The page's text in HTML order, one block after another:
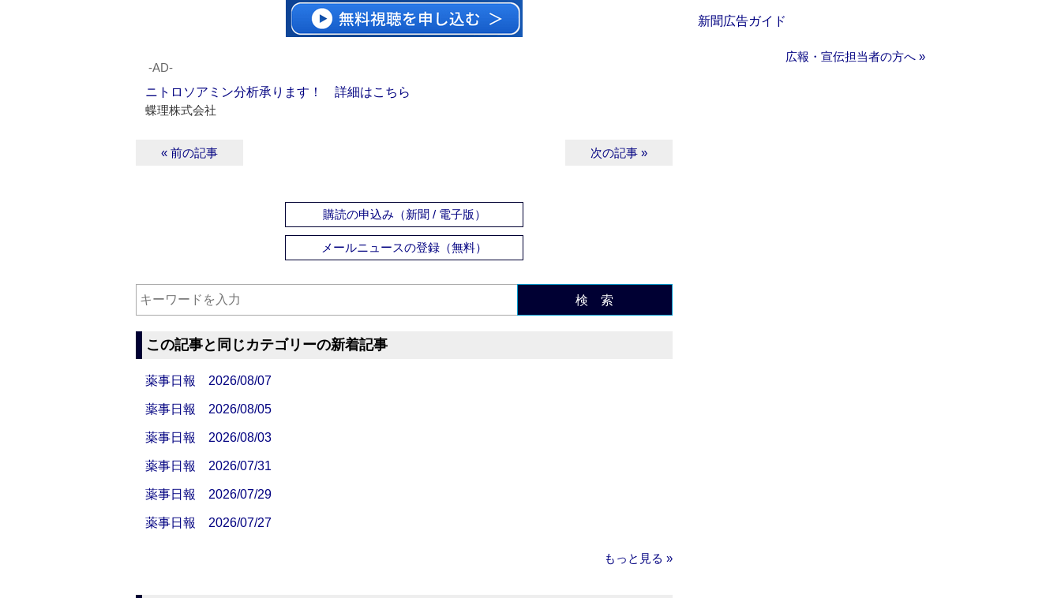
‐AD‐
ニトロソアミン分析承ります！ 詳細はこちら
蝶理株式会社
« 前の記事 次の記事 »
購読の申込み（新聞 / 電子版）
メールニュースの登録（無料）
検 索
この記事と同じカテゴリーの新着記事
薬事日報 2026/08/07
薬事日報 2026/08/05
薬事日報 2026/08/03
薬事日報 2026/07/31
薬事日報 2026/07/29
薬事日報 2026/07/27
もっと見る »
新聞広告ガイド
広報・宣伝担当者の方へ »